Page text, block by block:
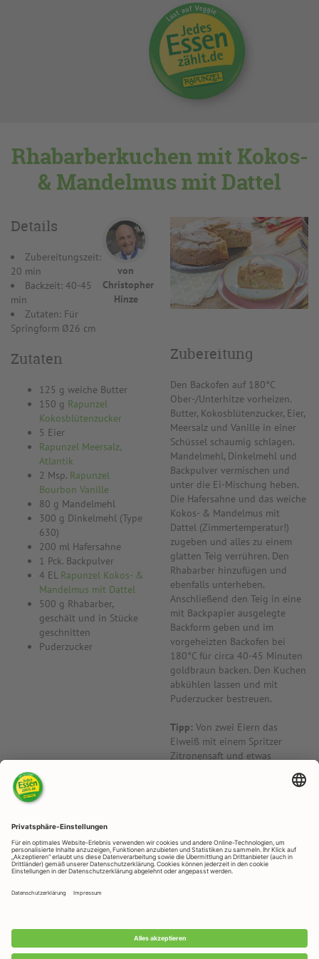
Rhabarberkuchen mit Kokos-
& Mandelmus mit Dattel
von
Christopher
Hinze
Details
Zubereitungszeit:
20 min
Backzeit: 40-45
min
Zutaten: Für
Springform Ø26 cm
Zutaten
125 g weiche Butter
150 g Rapunzel
Kokosblütenzucker
5 Eier
Rapunzel Meersalz,
Atlantik
2 Msp. Rapunzel
Bourbon Vanille
80 g Mandelmehl
300 g Dinkelmehl (Type
630)
200 ml Hafersahne
1 Pck. Backpulver
4 EL Rapunzel Kokos- &
Mandelmus mit Dattel
500 g Rhabarber,
geschält und in Stücke
geschnitten
Puderzucker
Zubereitung
Den Backofen auf 180°C
Ober-/Unterhitze vorheizen.
Butter, Kokosblütenzucker, Eier,
Meersalz und Vanille in einer
Schüssel schaumig schlagen.
Mandelmehl, Dinkelmehl und
Backpulver vermischen und
unter die Ei-Mischung heben.
Die Hafersahne und das weiche
Kokos- & Mandelmus mit
Dattel (Zimmertemperatur!)
zugeben und alles zu einem
glatten Teig verrühren. Den
Rhabarber hinzufügen und
ebenfalls unterheben.
Anschließend den Teig in eine
mit Backpapier ausgelegte
Backform geben und im
vorgeheizten Backofen bei
180°C für circa 40-45 Minuten
goldbraun backen. Den Kuchen
abkühlen lassen und mit
Puderzucker bestreuen.
Tipp: Von zwei Eiern das
Eiweiß mit einem Spritzer
Zitronensaft und etwas
schlagen und 15-20 Minuten
Aufpassen, dass das Baiser
nicht zu dunkel oder zu fest
wird.
RAPUNZEL NATURKOST GmbH
Rapunzelstraße 1, D - 87764 Legau